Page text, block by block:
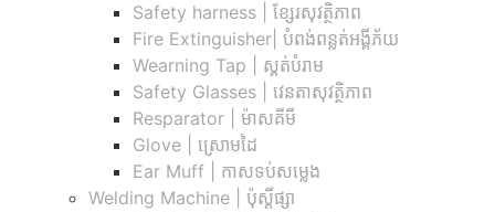
Safety harness | ខ្សែរសុវត្ថិភាព
Fire Extinguisher| បំពង់ពន្លត់អង្គីភ័យ
Wearning Tap | ស្គត់បំរាម
Safety Glasses | វេនតាសុវត្ថិភាព
Resparator | ម៉ាសគីមី
Glove | ស្រោមដៃ
Ear Muff | កាសទប់សម្លេង
Welding Machine | ប៉ុស្តិ៍ផ្សា